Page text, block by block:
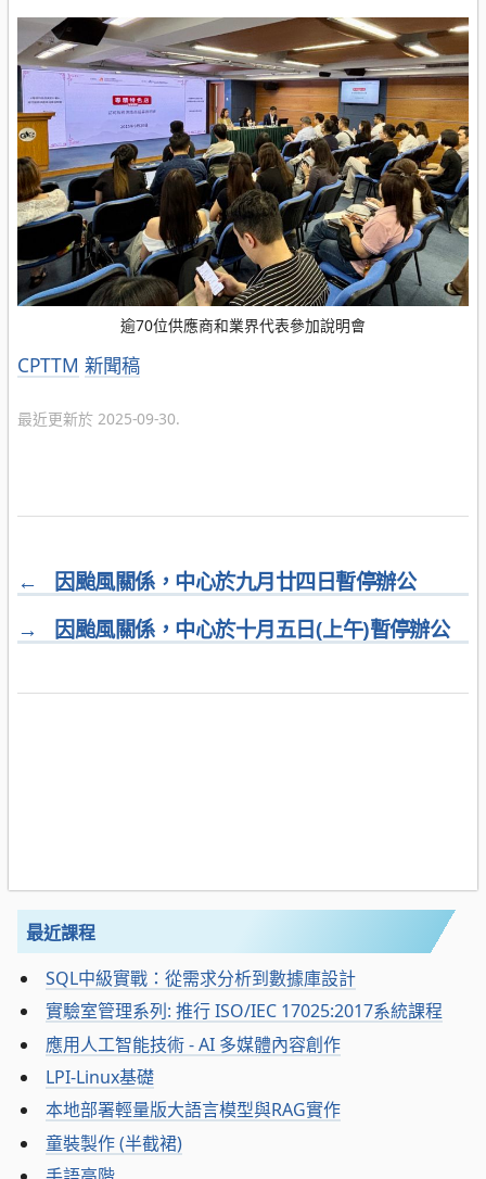
逾70位供應商和業界代表參加說明會
分
CPTTM 新聞稿
最近更新於 2025-09-30.
←
因颱風關係，中心於九月廿四日暫停辦公
→
因颱風關係，中心於十月五日(上午)暫停辦公
最近課程
SQL中級實戰：從需求分析到數據庫設計
實驗室管理系列: 推行 ISO/IEC 17025:2017系統課程
應用人工智能技術 - AI 多媒體內容創作
LPI-Linux基礎
本地部署輕量版大語言模型與RAG實作
童裝製作 (半截裙)